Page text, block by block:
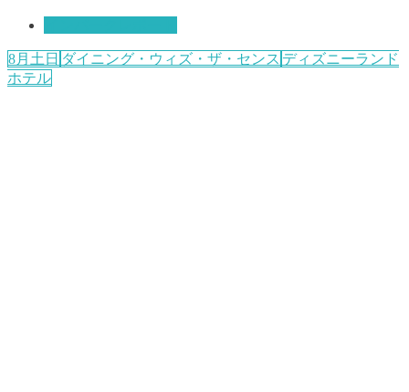
8月土日 ダイニング・ウィズ・ザ・センス ディズニーランド
ホテル